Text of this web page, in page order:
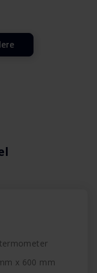
x 600 mm